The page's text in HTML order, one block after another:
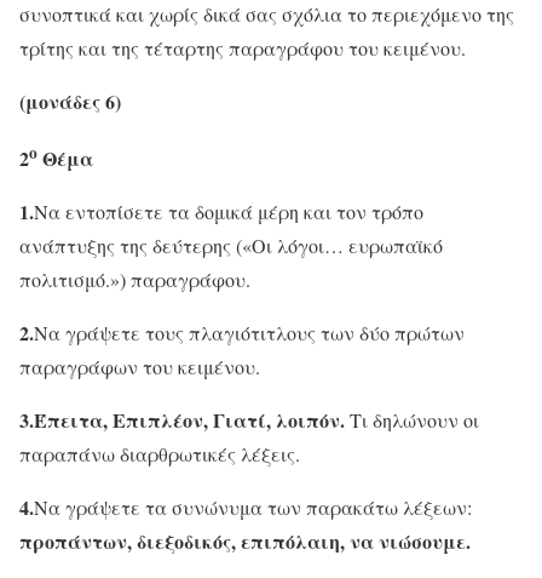
συνοπτικά και χωρίς δικά σας σχόλια το περιεχόμενο της
τρίτης και της τέταρτης παραγράφου του κειμένου.
(μονάδες 6)
2ο Θέμα
1.Να εντοπίσετε τα δομικά μέρη και τον τρόπο
ανάπτυξης της δεύτερης («Οι λόγοι… ευρωπαϊκό
πολιτισμό.») παραγράφου.
2.Να γράψετε τους πλαγιότιτλους των δύο πρώτων
παραγράφων του κειμένου.
3.Έπειτα, Επιπλέον,Γιατί, λοιπόν.Τι δηλώνουν οι
παραπάνω διαρθρωτικές λέξεις.
4.Να γράψετε τα συνώνυμα των παρακάτω λέξεων:
προπάντων, διεξοδικός, επιπόλαιη, να νιώσουμε.